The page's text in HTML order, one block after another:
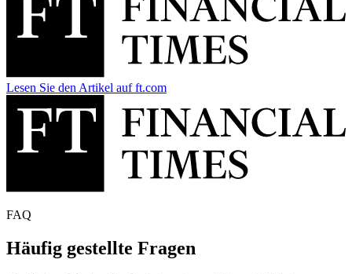
Lesen Sie den Artikel auf ft.com
FAQ
Häufig gestellte Fragen